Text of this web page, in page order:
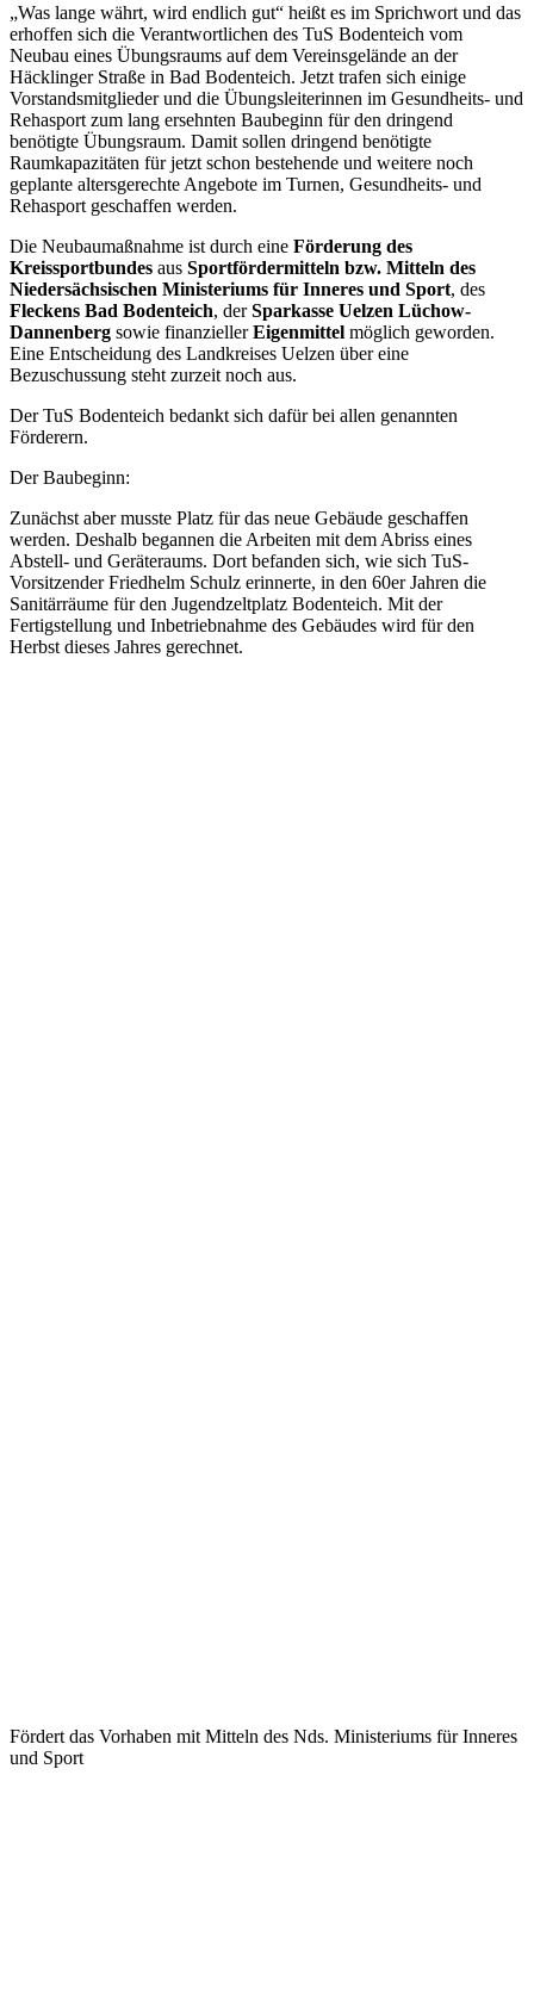
„Was lange währt, wird endlich gut“ heißt es im Sprichwort und das
erhoffen sich die Verantwortlichen des TuS Bodenteich vom
Neubau eines Übungsraums auf dem Vereinsgelände an der
Häcklinger Straße in Bad Bodenteich. Jetzt trafen sich einige
Vorstandsmitglieder und die Übungsleiterinnen im Gesundheits- und
Rehasport zum lang ersehnten Baubeginn für den dringend
benötigte Übungsraum. Damit sollen dringend benötigte
Raumkapazitäten für jetzt schon bestehende und weitere noch
geplante altersgerechte Angebote im Turnen, Gesundheits- und
Rehasport geschaffen werden.
Die Neubaumaßnahme ist durch eine Förderung des
Kreissportbundes aus Sportfördermitteln bzw. Mitteln des
Niedersächsischen Ministeriums für Inneres und Sport, des
Fleckens Bad Bodenteich, derSparkasse Uelzen Lüchow-
Dannenberg sowie finanziellerEigenmittel möglich geworden.
Eine Entscheidung des Landkreises Uelzen über eine
Bezuschussung steht zurzeit noch aus.
Der TuS Bodenteich bedankt sich dafür bei allen genannten
Förderern.
Der Baubeginn:
Zunächst aber musste Platz für das neue Gebäude geschaffen
werden. Deshalb begannen die Arbeiten mit dem Abriss eines
Abstell- und Geräteraums. Dort befanden sich, wie sich TuS-
Vorsitzender Friedhelm Schulz erinnerte, in den 60er Jahren die
Sanitärräume für den Jugendzeltplatz Bodenteich. Mit der
Fertigstellung und Inbetriebnahme des Gebäudes wird für den
Herbst dieses Jahres gerechnet.
Fördert das Vorhaben mit Mitteln des Nds. Ministeriums für Inneres
und Sport